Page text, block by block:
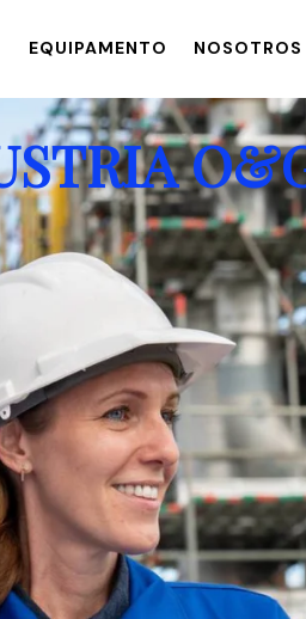
EQUIPAMENTO NOSOTROS
NOSOTROS